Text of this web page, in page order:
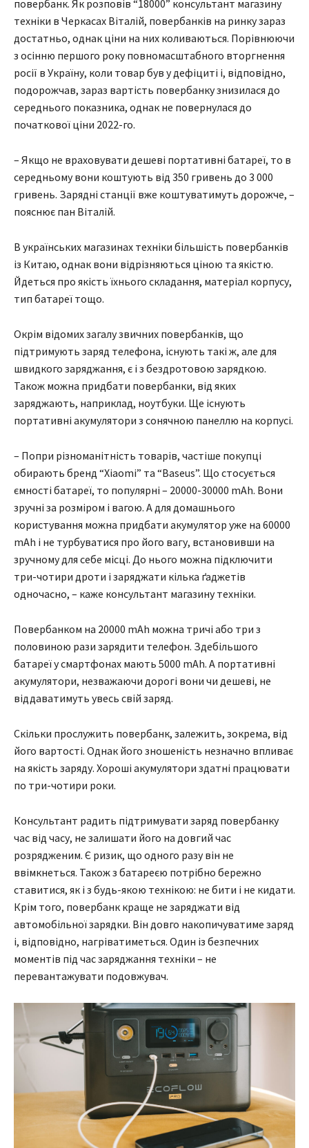
повербанк. Як розповів “18000” консультант магазину
техніки в Черкасах Віталій, повербанків на ринку зараз
достатньо, однак ціни на них коливаються. Порівнюючи
з осінню першого року повномасштабного вторгнення
росії в Україну, коли товар був у дефіциті і, відповідно,
подорожчав, зараз вартість повербанку знизилася до
середнього показника, однак не повернулася до
початкової ціни 2022-го.
– Якщо не враховувати дешеві портативні батареї, то в
середньому вони коштують від 350 гривень до 3 000
гривень. Зарядні станції вже коштуватимуть дорожче, –
пояснює пан Віталій.
В українських магазинах техніки більшість повербанків
із Китаю, однак вони відрізняються ціною та якістю.
Йдеться про якість їхнього складання, матеріал корпусу,
тип батареї тощо.
Окрім відомих загалу звичних повербанків, що
підтримують заряд телефона, існують такі ж, але для
швидкого заряджання, є і з бездротовою зарядкою.
Також можна придбати повербанки, від яких
заряджають, наприклад, ноутбуки. Ще існують
портативні акумулятори з сонячною панеллю на корпусі.
– Попри різноманітність товарів, частіше покупці
обирають бренд “Xiaomi” та “Baseus”. Що стосується
ємності батареї, то популярні – 20000-30000 mAh. Вони
зручні за розміром і вагою. А для домашнього
користування можна придбати акумулятор уже на 60000
mAh і не турбуватися про його вагу, встановивши на
зручному для себе місці. До нього можна підключити
три-чотири дроти і заряджати кілька ґаджетів
одночасно, – каже консультант магазину техніки.
Повербанком на 20000 mAh можна тричі або три з
половиною рази зарядити телефон. Здебільшого
батареї у смартфонах мають 5000 mAh. А портативні
акумулятори, незважаючи дорогі вони чи дешеві, не
віддаватимуть увесь свій заряд.
Скільки прослужить повербанк, залежить, зокрема, від
його вартості. Однак його зношеність незначно впливає
на якість заряду. Хороші акумулятори здатні працювати
по три-чотири роки.
Консультант радить підтримувати заряд повербанку
час від часу, не залишати його на довгий час
розрядженим. Є ризик, що одного разу він не
ввімкнеться. Також з батареєю потрібно бережно
ставитися, як і з будь-якою технікою: не бити і не кидати.
Крім того, повербанк краще не заряджати від
автомобільної зарядки. Він довго накопичуватиме заряд
і, відповідно, нагріватиметься. Один із безпечних
моментів під час заряджання техніки – не
перевантажувати подовжувач.